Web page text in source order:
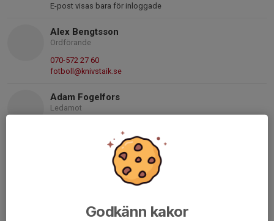
E-post visas bara för inloggade
Alex Bengtsson
Ordförande
070-572 27 60
fotboll@knivstaik.se
Adam Fogelfors
Ledamot
adam.fogelfors@gmail.com
Catharina Borgström
Godkänn kakor